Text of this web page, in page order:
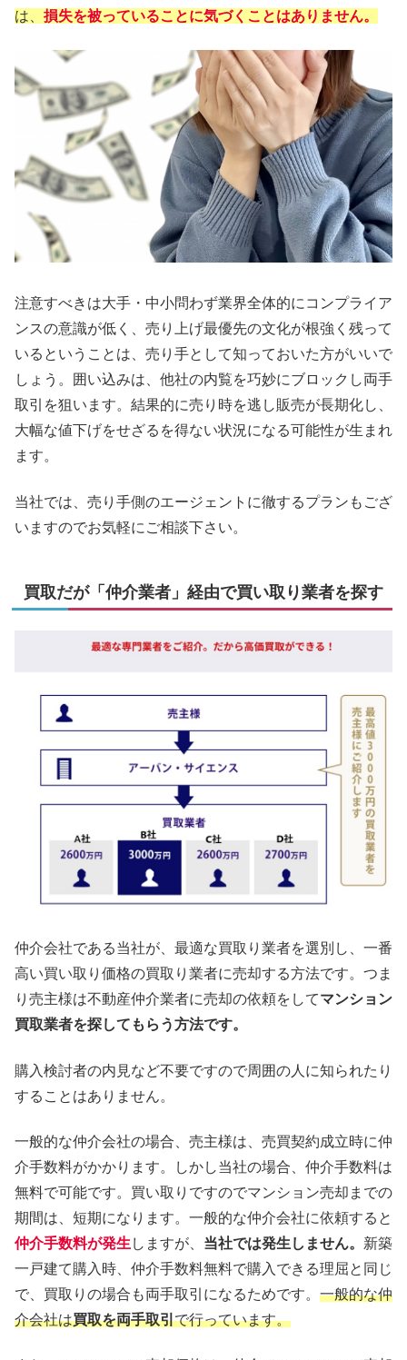
は、 損失を被っていることに気づくことはありません。
注意すべきは大手・中小問わず業界全体的にコンプライア
ンスの意識が低く、売り上げ最優先の文化が根強く残って
いるということは、売り手として知っておいた方がいいで
しょう。囲い込みは、他社の内覧を巧妙にブロックし両手
取引を狙います。結果的に売り時を逃し販売が長期化し、
大幅な値下げをせざるを得ない状況になる可能性が生まれ
ます。
当社では、売り手側のエージェントに徹するプランもござ
いますのでお気軽にご相談下さい。
買取だが「仲介業者」経由で買い取り業者を探す
仲介会社である当社が、最適な買取り業者を選別し、一番
高い買い取り価格の買取り業者に売却する方法です。つま
り売主様は不動産仲介業者に売却の依頼をしてマンション
買取業者を探してもらう方法です。
購入検討者の内見など不要ですので周囲の人に知られたり
することはありません。
一般的な仲介会社の場合、売主様は、売買契約成立時に仲
介手数料がかかります。しかし当社の場合、仲介手数料は
無料で可能です。買い取りですのでマンション売却までの
期間は、短期になります。一般的な仲介会社に依頼すると
仲介手数料が発生 しますが、 当社では発生しません。 新築
一戸建て購入時、仲介手数料無料で購入できる理屈と同じ
で、買取りの場合も両手取引になるためです。 一般的な仲
介会社は買取を両手取引で行っています。